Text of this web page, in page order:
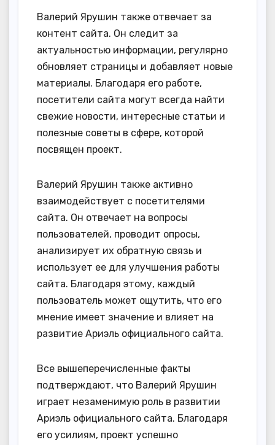
Валерий Ярушин также отвечает за
контент сайта. Он следит за
актуальностью информации, регулярно
обновляет страницы и добавляет новые
материалы. Благодаря его работе,
посетители сайта могут всегда найти
свежие новости, интересные статьи и
полезные советы в сфере, которой
посвящен проект.
Валерий Ярушин также активно
взаимодействует с посетителями
сайта. Он отвечает на вопросы
пользователей, проводит опросы,
анализирует их обратную связь и
использует ее для улучшения работы
сайта. Благодаря этому, каждый
пользователь может ощутить, что его
мнение имеет значение и влияет на
развитие Ариэль официального сайта.
Все вышеперечисленные факты
подтверждают, что Валерий Ярушин
играет незаменимую роль в развитии
Ариэль официального сайта. Благодаря
его усилиям, проект успешно